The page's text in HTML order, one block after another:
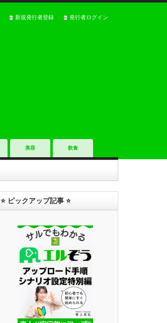
新規発行者登録 発行者ログイン
美容 飲食
⭐️ ピックアップ記事 ⭐️